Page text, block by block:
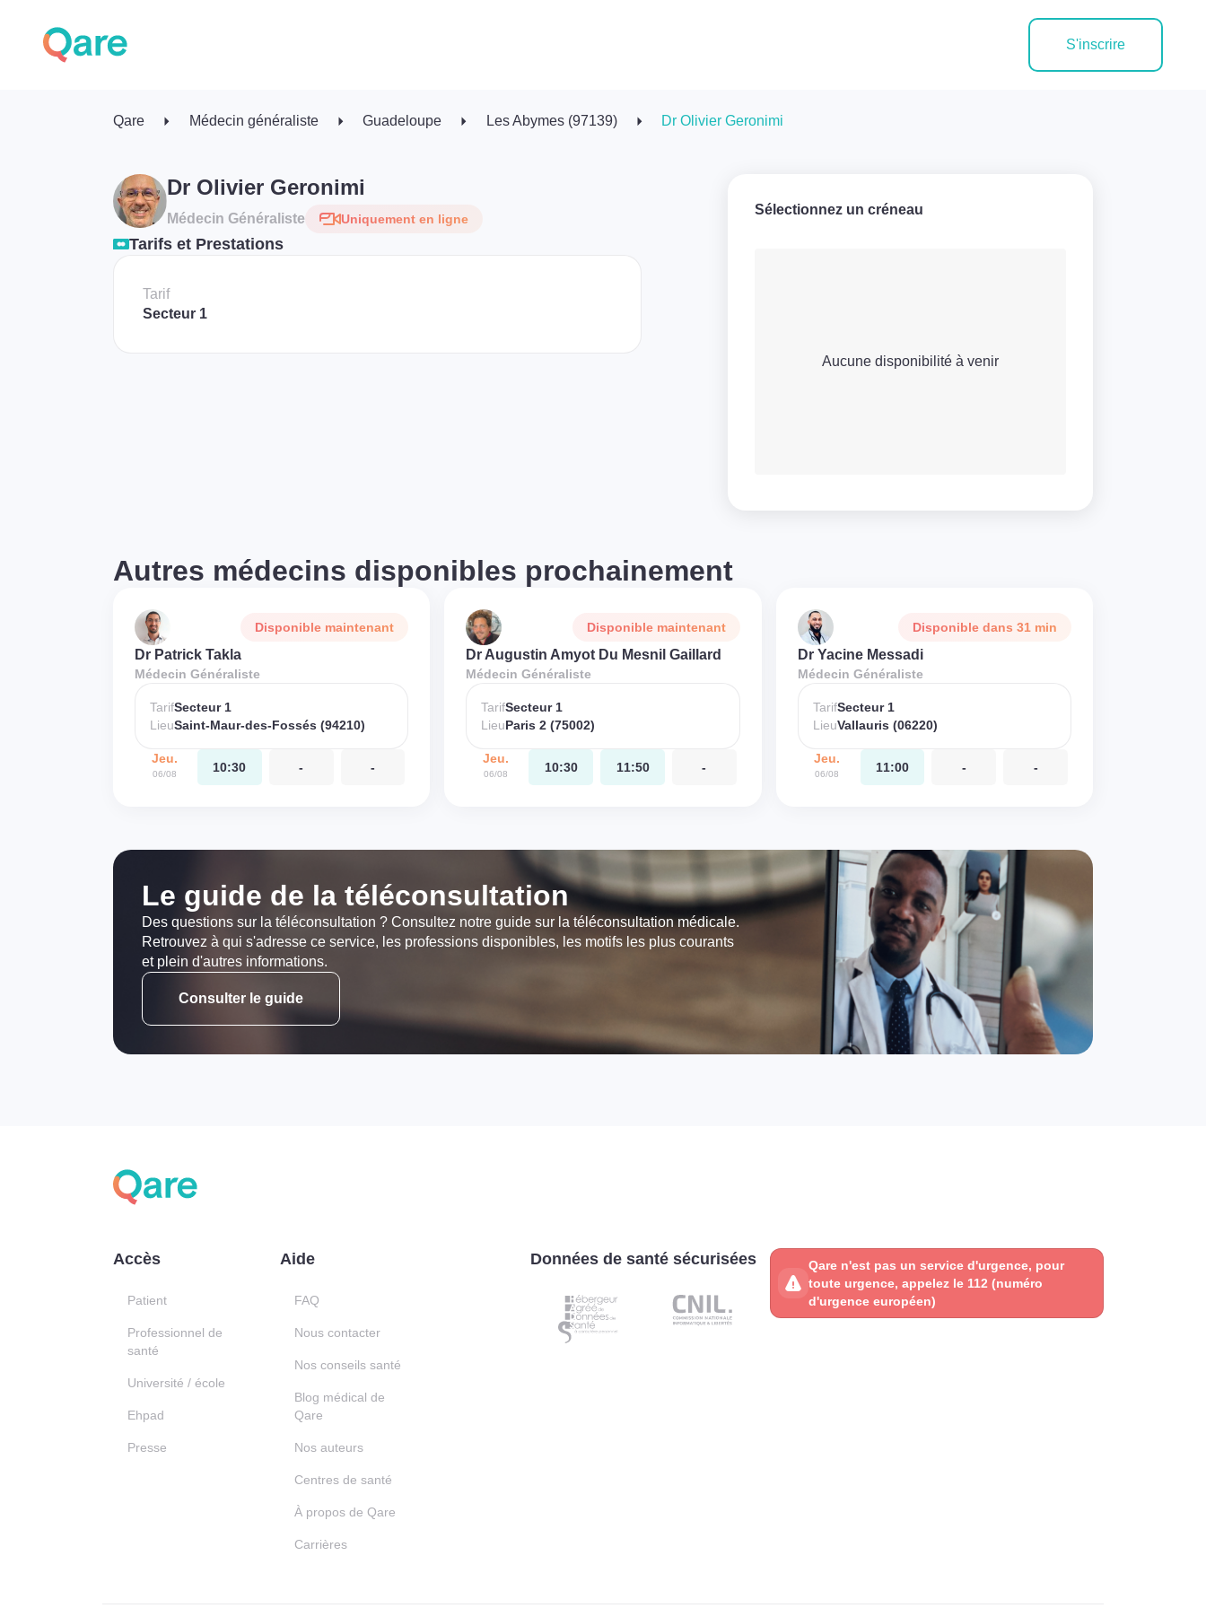
S'inscrire
Qare Médecin généraliste Guadeloupe Les Abymes (97139) Dr Olivier Geronimi
Dr Olivier Geronimi
Médecin Généraliste Uniquement en ligne
Tarifs et Prestations
Tarif
Secteur 1
Sélectionnez un créneau
Aucune disponibilité à venir
Autres médecins disponibles prochainement
Disponible maintenant
Dr Patrick Takla
Médecin Généraliste
TarifSecteur 1
LieuSaint-Maur-des-Fossés (94210)
Jeu.
06/08 10:30 - -
Disponible maintenant
Dr Augustin Amyot Du Mesnil Gaillard
Médecin Généraliste
TarifSecteur 1
LieuParis 2 (75002)
Jeu.
06/08 10:30 11:50 -
Disponible dans 31 min
Dr Yacine Messadi
Médecin Généraliste
TarifSecteur 1
LieuVallauris (06220)
Jeu.
06/08 11:00 - -
Le guide de la téléconsultation
Des questions sur la téléconsultation ? Consultez notre guide sur la téléconsultation médicale.
Retrouvez à qui s'adresse ce service, les professions disponibles, les motifs les plus courants
et plein d'autres informations.
Consulter le guide
Accès
Patient
Professionnel de
santé
Université / école
Ehpad
Presse
Aide
FAQ
Nous contacter
Nos conseils santé
Blog médical de
Qare
Nos auteurs
Centres de santé
À propos de Qare
Carrières
Données de santé sécurisées
Qare n'est pas un service d'urgence, pour
toute urgence, appelez le 112 (numéro
d'urgence européen)